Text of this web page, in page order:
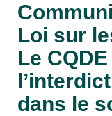
Loi sur
Le
dans le